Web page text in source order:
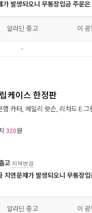
발생되오니 무통장입금 주문
알라딘 중고 이
-
케이스 한정판
햄 카터, 에밀리 왓슨, 리차드 E.그
320원
고 지역변경
지연문제가 발생되오니 무통장
알라딘 중고 이